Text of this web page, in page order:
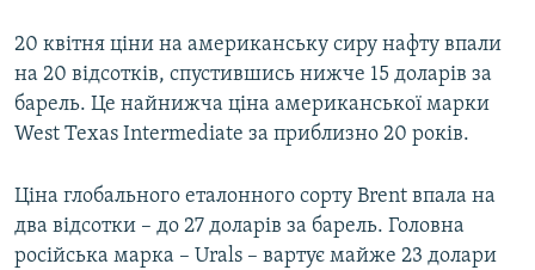
20 квітня ціни на американську сиру нафту впали
на 20 відсотків, спустившись нижче 15 доларів за
барель. Це найнижча ціна американської марки
West Texas Intermediate за приблизно 20 років.
Ціна глобального еталонного сорту Brent впала на
два відсотки – до 27 доларів за барель. Головна
російська марка – Urals – вартує майже 23 долари